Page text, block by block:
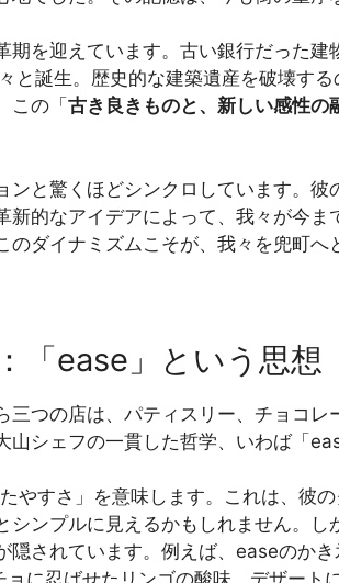
期を迎えています。古い銀行だった
と誕生。歴史的な建築遺産を破壊す
この「 古き良きものと、新しい感性の
ンと驚くほどシンクロしています。
的なアイデアによって、我々が今
ダイナミズムこそが、我々を兜町へ
「ease」という思想
つの店は、パティスリー、チョコ
シェフの一貫した哲学、いわば「
やすさ」を意味します。これは、彼
ンプルに見えるかもしれません。
されています。例えば、easeのか